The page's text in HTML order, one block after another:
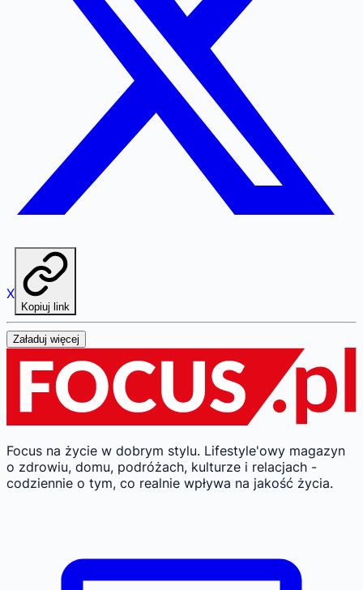
X
Kopiuj link
Załaduj więcej
Focus na życie w dobrym stylu. Lifestyle'owy magazyn
o zdrowiu, domu, podróżach, kulturze i relacjach -
codziennie o tym, co realnie wpływa na jakość życia.